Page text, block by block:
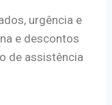
urgência e
e descontos
de assistência